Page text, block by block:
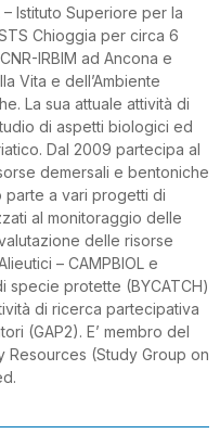
– Istituto Superiore per la
Chioggia per circa 6
IRBIM ad Ancona e
Vita e dell’Ambiente
La sua attuale attività di
di aspetti biologici ed
Dal 2009 partecipa al
demersali e bentoniche
parte a vari progetti di
al monitoraggio delle
delle risorse
– CAMPBIOL e
specie protette (BYCATCH)
di ricerca partecipativa
(GAP2). E’ membro del
Resources (Study Group on